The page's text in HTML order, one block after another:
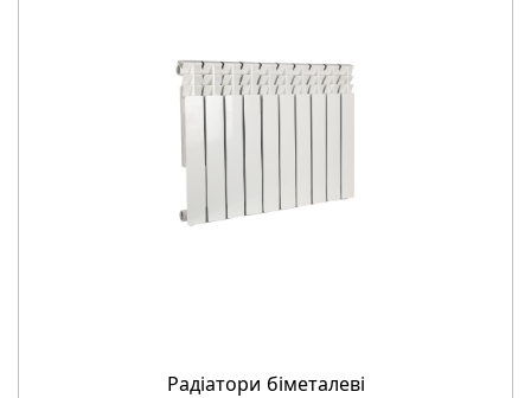
Радіатори біметалеві